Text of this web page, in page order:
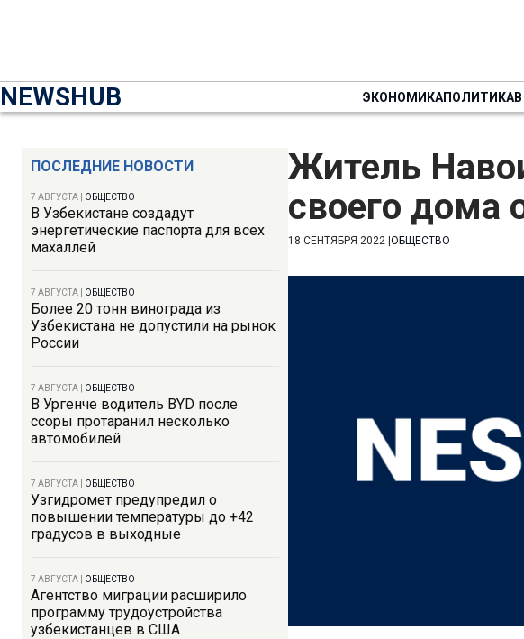
NEWSHUB ЭКОНОМИКАПОЛИТИКА
ПОСЛЕДНИЕ НОВОСТИ
7 АВГУСТА ОБЩЕСТВО
В Узбекистане создадут
энергетические паспорта для всех
махаллей
7 АВГУСТА ОБЩЕСТВО
Более 20 тонн винограда из
Узбекистана не допустили на рынок
России
7 АВГУСТА ОБЩЕСТВО
В Ургенче водитель BYD после
ссоры протаранил несколько
автомобилей
7 АВГУСТА ОБЩЕСТВО
Узгидромет предупредил о
повышении температуры до +42
градусов в выходные
7 АВГУСТА ОБЩЕСТВО
Агентство миграции расширило
программу трудоустройства
узбекистанцев в США
Житель
своего дома
18 СЕНТЯБРЯ 2022 ОБЩЕСТВО